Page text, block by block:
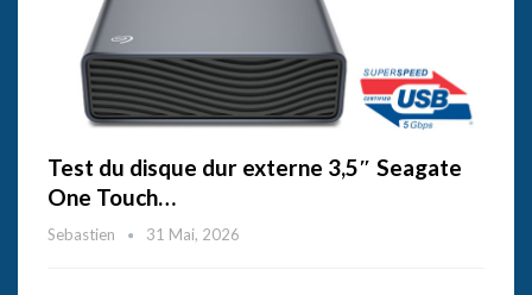
Test du disque dur externe 3,5″ Seagate
One Touch…
Sebastien 31 Mai, 2026